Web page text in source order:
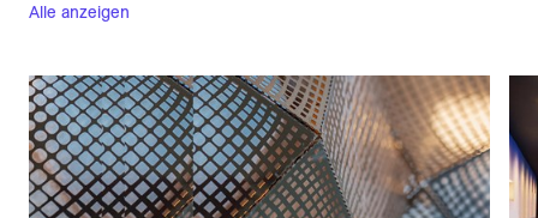
Alle anzeigen